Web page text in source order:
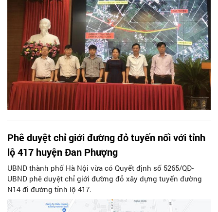
Phê duyệt chỉ giới đường đỏ tuyến nối với tỉnh
lộ 417 huyện Đan Phượng
UBND thành phố Hà Nội vừa có Quyết định số 5265/QĐ-
UBND phê duyệt chỉ giới đường đỏ xây dựng tuyến đường
N14 đi đường tỉnh lộ 417.